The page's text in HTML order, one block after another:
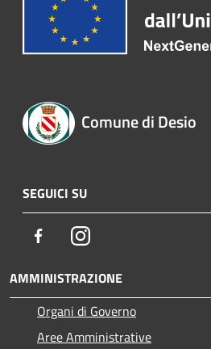
Comune di Desio
SEGUICI SU
FacebookInstagram
AMMINISTRAZIONE
Organi di Governo
Aree Amministrative